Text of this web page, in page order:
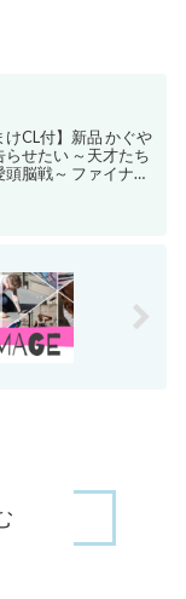
けCL付】新品 かぐや
らせたい ～天才たち
頭脳戦～ ファイナル